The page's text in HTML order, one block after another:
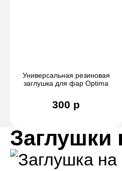
Универсальная резиновая
заглушка для фар Optima
300 р
Заглушки